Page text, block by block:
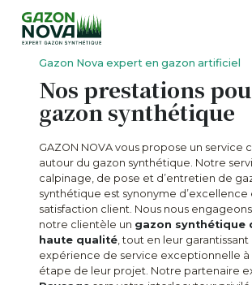
P
a
Gazon Nova expert en gazon artificiel
Nos prestations
gazon synthétique
GAZON NOVA vous propose un service
autour du gazon synthétique. Notre
calpinage, de pose et d’entretien de
synthétique est synonyme d’excellence
satisfaction client. Nous nous
notre clientèle un gazon synthétique
haute qualité, tout en leur garantissant
expérience de service exceptionnelle à
étape de leur projet. Notre partenaire